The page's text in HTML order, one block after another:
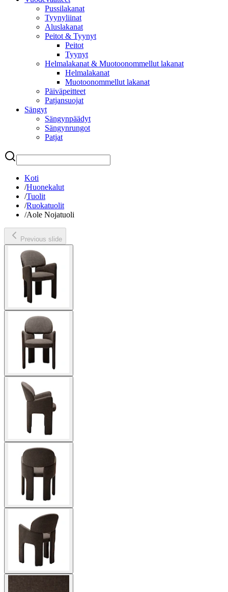
Pussilakanat
Tyynyliinat
Aluslakanat
Peitot & Tyynyt
Peitot
Tyynyt
Helmalakanat & Muotoonommellut lakanat
Helmalakanat
Muotoonommellut lakanat
Päiväpeitteet
Patjansuojat
Sängyt
Sängynpäädyt
Sängynrungot
Patjat
Etsi
Koti
/Huonekalut
/Tuolit
/Ruokatuolit
/Aole Nojatuoli
Previous slide